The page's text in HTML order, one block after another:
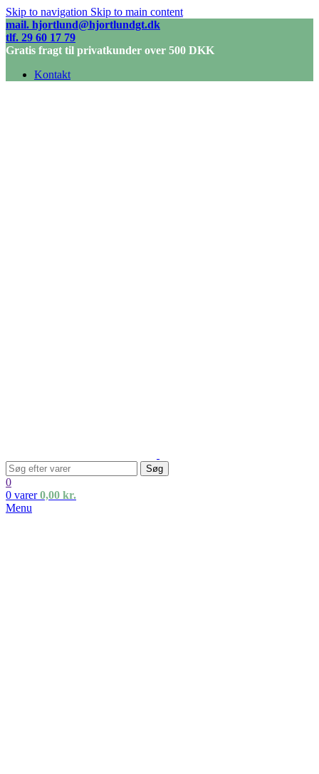
Skip to navigation Skip to main content
mail. hjortlund@hjortlundgt.dk
tlf. 29 60 17 79
Gratis fragt til privatkunder over 500 DKK
Kontakt
Søg
0
0 varer 0,00 kr.
Menu